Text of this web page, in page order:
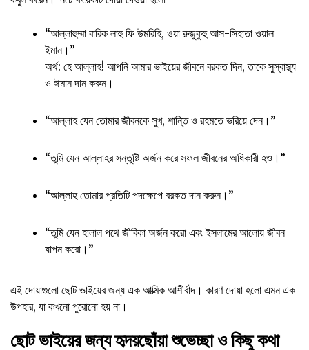
“আল্লাহুম্মা বারিক লাহু ফি উমরিহি, ওয়া রুজুকুহু আস-সিহাতা ওয়াল
ইমান।”
অর্থ: হে আল্লাহ! আপনি আমার ভাইয়ের জীবনে বরকত দিন, তাকে সুস্বাস্থ্য
ও ঈমান দান করুন।
“আল্লাহ যেন তোমার জীবনকে সুখ, শান্তি ও রহমতে ভরিয়ে দেন।”
“তুমি যেন আল্লাহর সন্তুষ্টি অর্জন করে সফল জীবনের অধিকারী হও।”
“আল্লাহ তোমার প্রতিটি পদক্ষেপে বরকত দান করুন।”
“তুমি যেন হালাল পথে জীবিকা অর্জন করো এবং ইসলামের আলোয় জীবন
যাপন করো।”
এই দোয়াগুলো ছোট ভাইয়ের জন্য এক আত্মিক আশীর্বাদ। কারণ দোয়া হলো এমন এক
উপহার, যা কখনো পুরোনো হয় না।
ছোট ভাইয়ের জন্য হৃদয়ছোঁয়া শুভেচ্ছা ও কিছু কথা